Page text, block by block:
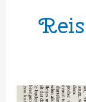
Storytelling